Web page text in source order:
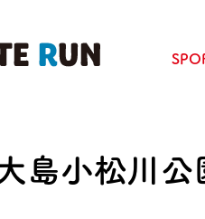
島小松川公